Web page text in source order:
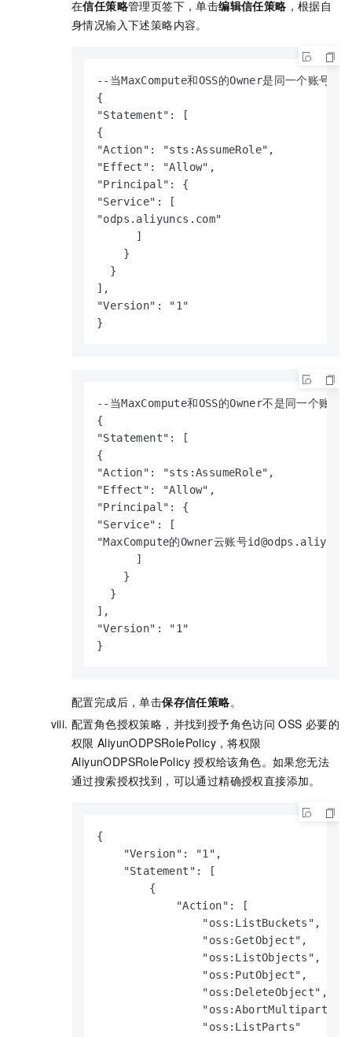
在信任策略管理页签下，单击编辑信任策略 ，根据自
身情况输入下述策略内容。
--当MaxCompute和OSS的Owner是同一个账号。
{
"Statement": [
{
"Action": "sts:AssumeRole",
"Effect": "Allow",
"Principal": {
"Service": [
"odps.aliyuncs.com"
      ]
    }
  }
],
"Version": "1"
--当MaxCompute和OSS的Owner不是同一个账号
{
"Statement": [
{
"Action": "sts:AssumeRole",
"Effect": "Allow",
"Principal": {
"Service": [
"MaxCompute的Owner云账号
      ]
    }
  }
],
"Version": "1"
}
配置完成后，单击保存信任策略。
配置角色授权策略，并找到授予角色访问 OSS 必要的
权限 AliyunODPSRolePolicy，将权限
AliyunODPSRolePolicy 授权给该角色。如果您无法
通过搜索授权找到，可以通过精确授权直接添加。
{
    "Version": "1",
    "Statement": [
        {
            "Action": [
                "oss:ListBuckets",
                "oss:GetObject",
                "oss:ListObjects",
                "oss:PutObject",
                "oss:DeleteObject",
                "oss:ListParts"